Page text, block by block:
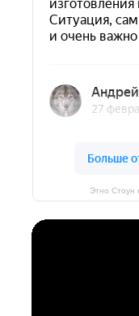
Этно Стоун